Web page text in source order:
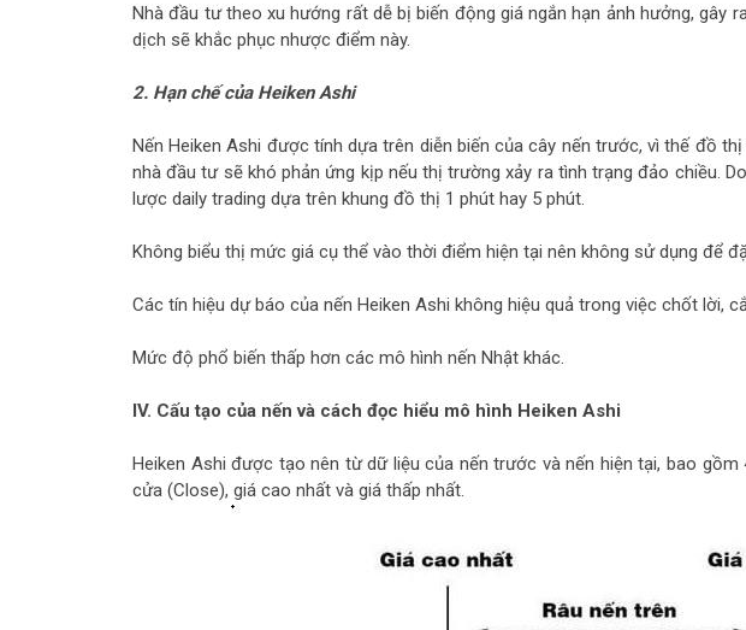
Nhà đầu tư theo xu hướng rất dễ bị biến động giá ngắn hạn ảnh hưởng, gây
dịch sẽ khắc phục nhược điểm này.
2. Hạn chế của Heiken Ashi
Nến Heiken Ashi được tính dựa trên diễn biến của cây nến trước, vì thế đồ
nhà đầu tư sẽ khó phản ứng kịp nếu thị trường xảy ra tình trạng đảo chiều.
lược daily trading dựa trên khung đồ thị 1 phút hay 5 phút.
Không biểu thị mức giá cụ thể vào thời điểm hiện tại nên không sử dụng để
Các tín hiệu dự báo của nến Heiken Ashi không hiệu quả trong việc chốt lời,
Mức độ phổ biến thấp hơn các mô hình nến Nhật khác.
IV. Cấu tạo của nến và cách đọc hiểu mô hình Heiken Ashi
Heiken Ashi được tạo nên từ dữ liệu của nến trước và nến hiện tại, bao gồm
cửa (Close), giá cao nhất và giá thấp nhất.